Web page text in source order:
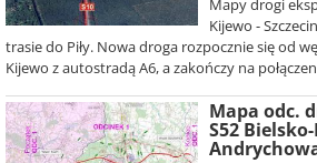
Mapy drogi
Kijewo -
trasie do Piły. Nowa droga rozpocznie się od
Kijewo z autostradą A6, a zakończy na
Mapa odc.
S52